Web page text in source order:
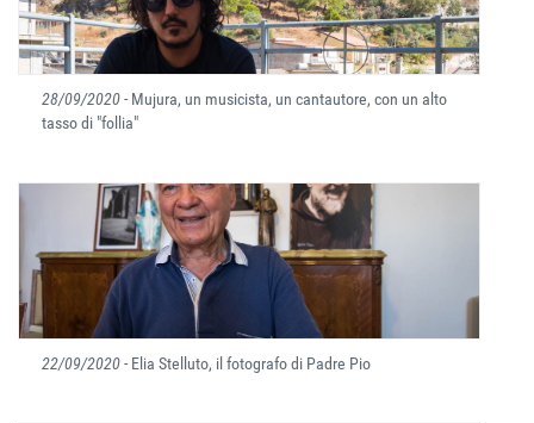
28/09/2020- Mujura, un musicista, un cantautore, con un alto
tasso di "follia"
22/09/2020- Elia Stelluto, il fotografo di Padre Pio